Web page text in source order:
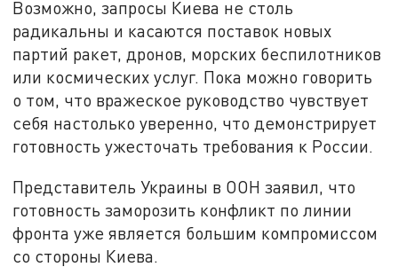
Возможно, запросы Киева не столь
радикальны и касаются поставок новых
партий ракет, дронов, морских беспилотников
или космических услуг. Пока можно говорить
о том, что вражеское руководство чувствует
себя настолько уверенно, что демонстрирует
готовность ужесточать требования к России.
Представитель Украины в ООН заявил, что
готовность заморозить конфликт по линии
фронта уже является большим компромиссом
со стороны Киева.